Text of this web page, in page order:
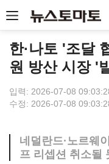
한·나토 '조달
원 방산 시장 '
입력: 2026-07-08
수정: 2026-07-08
네덜란드·노르웨
프 리셉션 취소될